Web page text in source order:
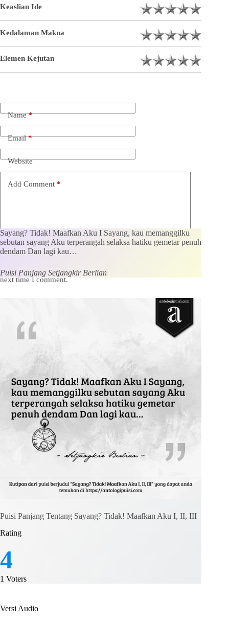
Keaslian Ide
Kedalaman Makna
Elemen Kejutan
Name*
Email*
Website
Add Comment *
Save my name, email and website in this browser for the
next time I comment.
Sayang? Tidak! Maafkan Aku I Sayang, kau memanggilku
sebutan sayang Aku terperangah selaksa hatiku gemetar penuh
dendam Dan lagi kau…
Puisi Panjang Setjangkir Berlian
Puisi Panjang Tentang Sayang? Tidak! Maafkan Aku I, II, III
Rating
4
1 Voters
Versi Audio